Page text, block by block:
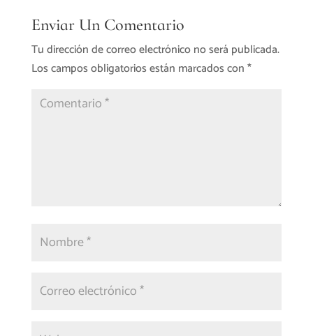
Enviar Un Comentario
Tu dirección de correo electrónico no será publicada.
Los campos obligatorios están marcados con*